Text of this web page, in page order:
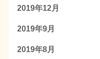
2019年12月
2019年9月
2019年8月